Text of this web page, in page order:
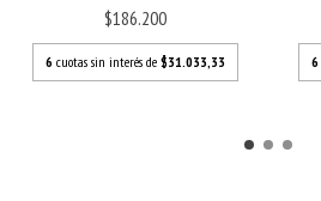
$186.200
6 cuotas sin interés de$31.033,33 6